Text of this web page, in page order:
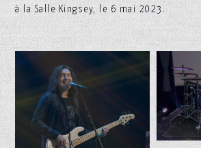
à la Salle Kingsey, le 6 mai 2023.